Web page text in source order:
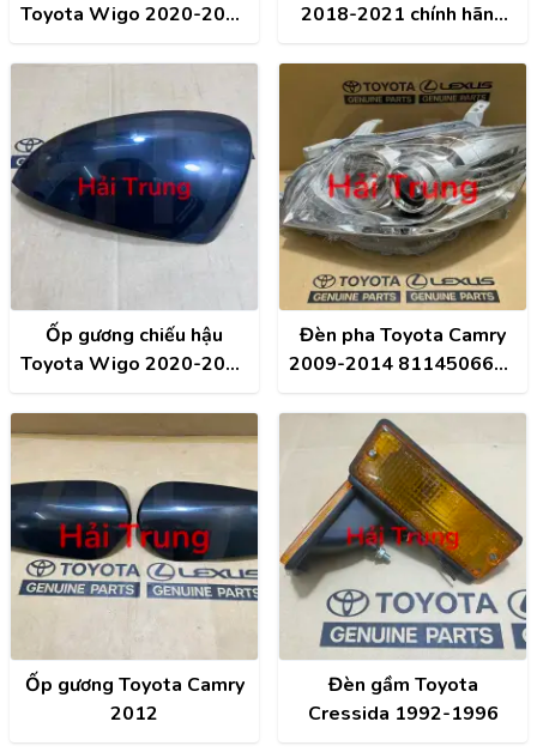
Toyota Wigo 2020-2023
BZ730
2018-2021 chính hãng
Ốp gương chiếu hậu
Toyota Wigo 2020-2023
BZ530
Đèn pha Toyota Camry
2009-2014 8114506630
Ốp gương Toyota Camry
2012
Đèn gầm Toyota
Cressida 1992-1996